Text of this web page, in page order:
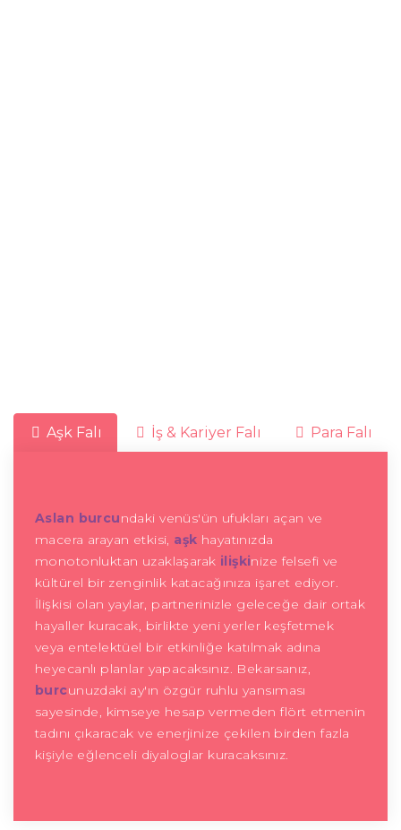
Aşk Falı İş & Kariyer Falı Para Falı
Aslan burcundaki venüs'ün ufukları açan ve
macera arayan etkisi, aşk hayatınızda
monotonluktan uzaklaşarak ilişkinize felsefi ve
kültürel bir zenginlik katacağınıza işaret ediyor.
İlişkisi olan yaylar, partnerinizle geleceğe dair ortak
hayaller kuracak, birlikte yeni yerler keşfetmek
veya entelektüel bir etkinliğe katılmak adına
heyecanlı planlar yapacaksınız. Bekarsanız,
burcunuzdaki ay'ın özgür ruhlu yansıması
sayesinde, kimseye hesap vermeden flört etmenin
tadını çıkaracak ve enerjinize çekilen birden fazla
kişiyle eğlenceli diyaloglar kuracaksınız.